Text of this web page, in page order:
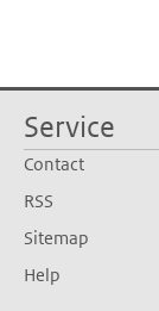
Service
Contact
RSS
Sitemap
Help